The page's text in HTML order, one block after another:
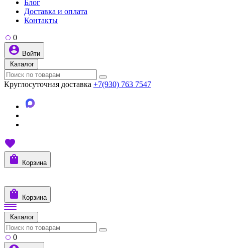
Блог
Доставка и оплата
Контакты
0
Войти
Каталог
Круглосуточная доставка +7(930) 763 7547
Корзина
Корзина
Каталог
0